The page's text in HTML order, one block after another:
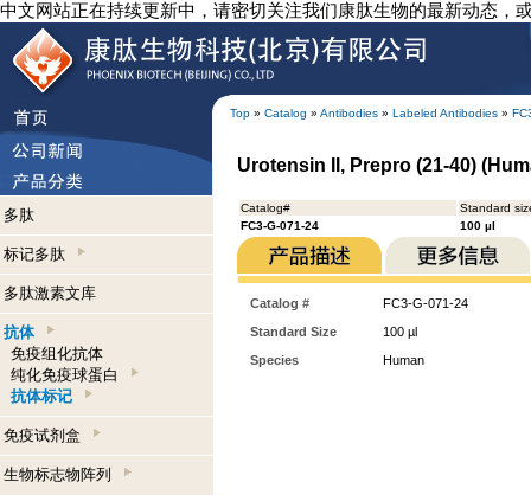
中文网站正在持续更新中，请密切关注我们康肽生物的最新动态，
Top » Catalog » Antibodies » Labeled Antibodies »
多肽
标记多肽
多肽激素文库
抗体
免疫组化抗体
纯化免疫球蛋白
抗体标记
免疫试剂盒
生物标志物阵列
Urotensin II, Prepro (21-40)
Catalog#
Standard
FC3-G-071-24
100 µl
Catalog #
FC3-G-071-24
Standard Size
100 µl
Species
Human